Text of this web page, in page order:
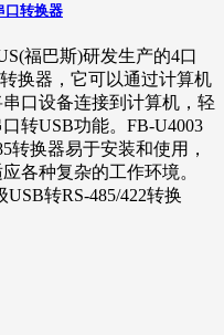
口转换器
福巴斯)研发生产的4口
换器，它可以通过计算机
口设备连接到计算机，轻
转USB功能。FB-U4003
转换器易于安装和使用，
各种复杂的工作环境。
转RS-485/422转换